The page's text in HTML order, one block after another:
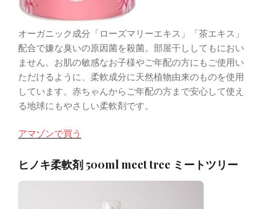
オーガニック成分「ローズマリーエキス」「茶エキス」
配合で嫌な臭いの原因菌を殺菌。部屋干ししてもにおい
ません。お肌の敏感なお子様やご年配の方にもご使用い
ただけるように、柔軟成分に天然植物由来のものを使用
しています。赤ちゃんからご年配の方まで安心して使え
る地球にもやさしい柔軟剤です。
アマゾンで買う
ヒノキ柔軟剤 500ml meet tree ミートツリー